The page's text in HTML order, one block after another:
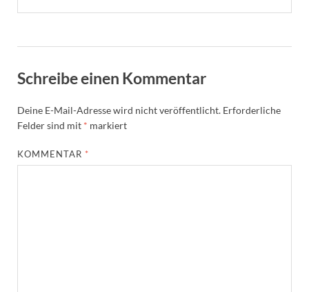
Schreibe einen Kommentar
Deine E-Mail-Adresse wird nicht veröffentlicht. Erforderliche
Felder sind mit * markiert
KOMMENTAR *